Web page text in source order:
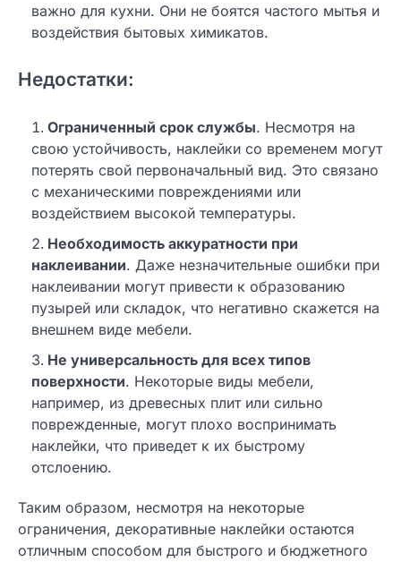
важно для кухни. Они не боятся частого мытья и
воздействия бытовых химикатов.
Недостатки:
Ограниченный срок службы. Несмотря на
свою устойчивость, наклейки со временем могут
потерять свой первоначальный вид. Это связано
с механическими повреждениями или
воздействием высокой температуры.
Необходимость аккуратности при
наклеивании. Даже незначительные ошибки при
наклеивании могут привести к образованию
пузырей или складок, что негативно скажется на
внешнем виде мебели.
Не универсальность для всех типов
поверхности. Некоторые виды мебели,
например, из древесных плит или сильно
поврежденные, могут плохо воспринимать
наклейки, что приведет к их быстрому
отслоению.
Таким образом, несмотря на некоторые
ограничения, декоративные наклейки остаются
отличным способом для быстрого и бюджетного